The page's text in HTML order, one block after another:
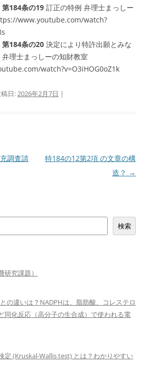
第184条の19 訂正の特例 弁理士まっしー
www.youtube.com/watch?
第184条の20 決定により特許出願とみな
弁理士まっしーの知財教室
watch?v=O3iHOG0oZ1k
日:2026年2月7日 |
調査請
特184の12第2項 の文章の構
造？ →
検索
究課題）
の違いは？NADPHは、脂肪酸、コレステロ
同化反応（高分子の生合成）で使われる電
定 (Kruskal-Wallis test) とは？わかりやすい